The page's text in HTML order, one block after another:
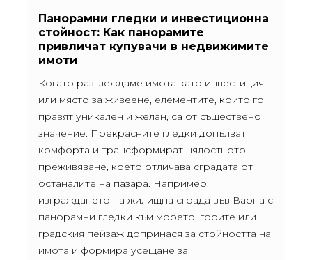
Панорамни гледки и инвестиционна
стойност: Как панорамите
привличат купувачи в недвижимите
имоти
Когато разглеждаме имота като инвестиция
или място за живеене, елементите, които го
правят уникален и желан, са от съществено
значение. Прекрасните гледки допълват
комфорта и трансформират цялостното
преживяване, което отличава сградата от
останалите на пазара. Например,
изграждането на жилищна сграда във Варна с
панорамни гледки към морето, горите или
градския пейзаж допринася за стойността на
имота и формира усещане за